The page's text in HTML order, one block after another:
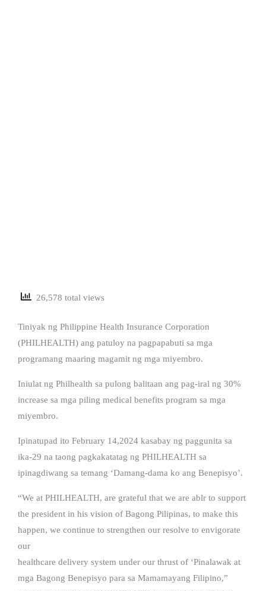
26,578 total views
Tiniyak ng Philippine Health Insurance Corporation
(PHILHEALTH) ang patuloy na pagpapabuti sa mga
programang maaring magamit ng mga miyembro.
Iniulat ng Philhealth sa pulong balitaan ang pag-iral ng 30%
increase sa mga piling medical benefits program sa mga
miyembro.
Ipinatupad ito February 14,2024 kasabay ng paggunita sa
ika-29 na taong pagkakatatag ng PHILHEALTH sa
ipinagdiwang sa temang ‘Damang-dama ko ang Benepisyo’.
“We at PHILHEALTH, are grateful that we are ablr to support
the president in his vision of Bagong Pilipinas, to make this
happen, we continue to strengthen our resolve to envigorate
our
healthcare delivery system under our thrust of ‘Pinalawak at
mga Bagong Benepisyo para sa Mamamayang Filipino,”